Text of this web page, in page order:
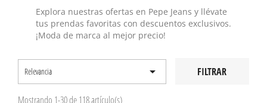
Explora nuestras ofertas en Pepe Jeans y llévate
tus prendas favoritas con descuentos exclusivos.
¡Moda de marca al mejor precio!
Relevancia  FILTRAR
Mostrando 1-30 de 118 artículo(s)